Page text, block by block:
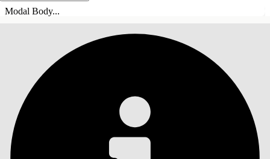
Modal Body...
SOMMARIO